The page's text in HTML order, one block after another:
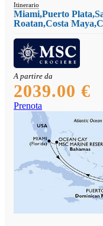
Itinerario
Miami,Puerto
Roatan,Costa
A partire da
2039.00 €
Prenota